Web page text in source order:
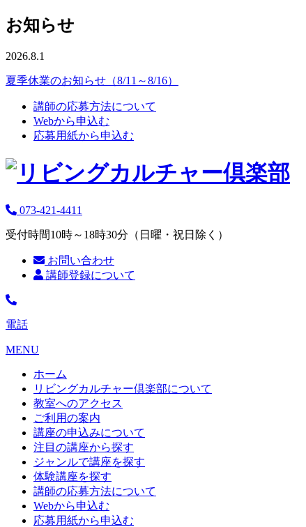
お知らせ
2026.8.1
夏季休業のお知らせ（8/11～8/16）
講師の応募方法について
Webから申込む
応募用紙から申込む
073-421-4411
受付時間10時～18時30分（日曜・祝日除く）
お問い合わせ
講師登録について
電話
MENU
ホーム
リビングカルチャー倶楽部について
教室へのアクセス
ご利用の案内
講座の申込みについて
注目の講座から探す
ジャンルで講座を探す
体験講座を探す
講師の応募方法について
Webから申込む
応募用紙から申込む